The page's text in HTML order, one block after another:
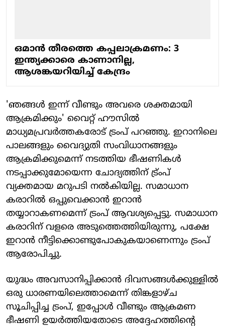
ഒമാന്‍ തീരത്തെ കപ്പലാക്രമണം: 3
ഇന്ത്യക്കാരെ കാണാനില്ല,
ആശങ്കയറിയിച്ച് കേന്ദ്രം
'ഞങ്ങള്‍ ഇന്ന് വീണ്ടും അവരെ ശക്തമായി
ആക്രമിക്കും' വൈറ്റ് ഹൗസില്‍
മാധ്യമപ്രവര്‍ത്തകരോട് ട്രംപ് പറഞ്ഞു. ഇറാനിലെ
പാലങ്ങളും വൈദ്യുതി സംവിധാനങ്ങളും
ആക്രമിക്കുമെന്ന് നടത്തിയ ഭീഷണികള്‍
നടപ്പാക്കുമോയെന്ന ചോദ്യത്തിന് ട്ര്ംപ്
വ്യക്തമായ മറുപടി നല്‍കിയില്ല. സമാധാന
കരാറില്‍ ഒപ്പുവെക്കാന്‍ ഇറാന്‍
തയ്യാറാകണമെന്ന് ട്രംപ് ആവശ്യപ്പെട്ടു. സമാധാന
കരാറിന് വളരെ അടുത്തെത്തിയിരുന്നു, പക്ഷേ
ഇറാന്‍ നീട്ടിക്കൊണ്ടുപോകുകയാണെന്നും ട്രംപ്
ആരോപിച്ചു.
യുദ്ധം അവസാനിപ്പിക്കാന്‍ ദിവസങ്ങള്‍ക്കുള്ളില്‍
ഒരു ധാരണയിലെത്താമെന്ന് തിങ്കളാഴ്ച
സൂചിപ്പിച്ച ട്രംപ്, ഇപ്പോള്‍ വീണ്ടും ആക്രമണ
ഭീഷണി ഉയര്‍ത്തിയതോടെ അദ്ദേഹത്തിന്റെ